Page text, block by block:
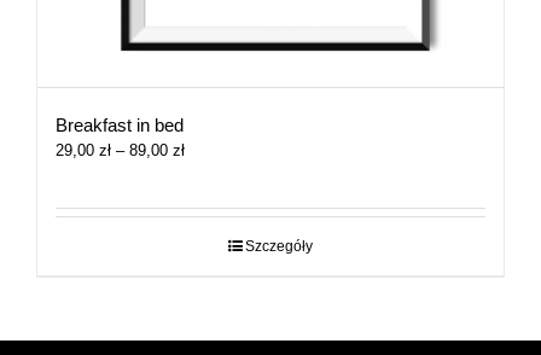
Breakfast in bed
29,00 zł – 89,00 złZakres
29,00 zł
Szczegóły